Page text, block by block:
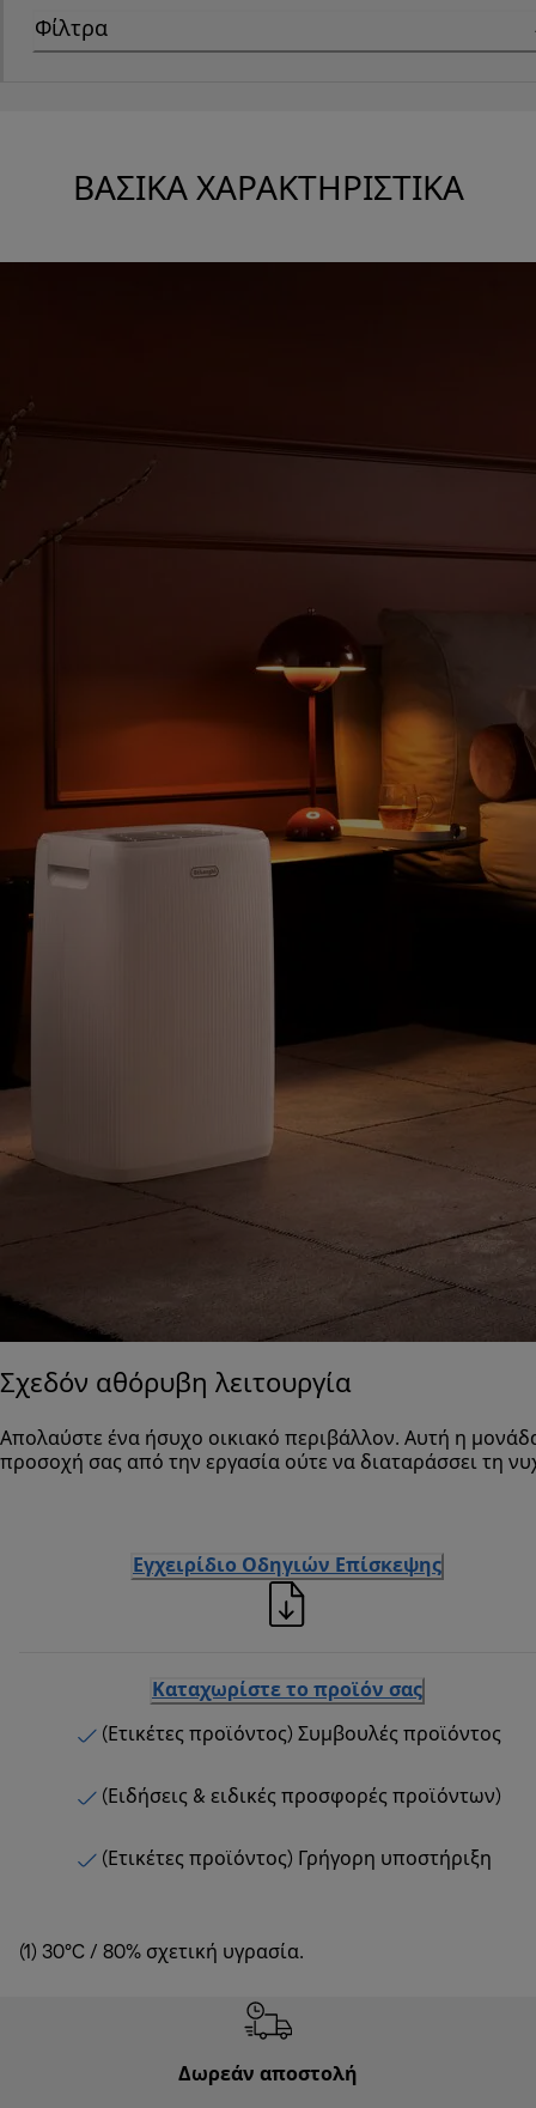
Φίλτρα
ΒΑΣΙΚΆ ΧΑΡΑΚΤΗΡΙΣΤΙΚΆ
Σχεδόν αθόρυβη λειτουργία
Απολαύστε ένα ήσυχο οικιακό περιβάλλον. Αυτή η
προσοχή σας από την εργασία ούτε να διαταράσσει τη
Εγχειρίδιο Οδηγιών Επίσκεψης
Καταχωρίστε το προϊόν σας
(Ετικέτες προϊόντος) Συμβουλές προϊόντος
(Ειδήσεις & ειδικές προσφορές προϊόντων)
(Ετικέτες προϊόντος) Γρήγορη υποστήριξη
(1) 30°C / 80% σχετική υγρασία.
Δωρεάν αποστολή